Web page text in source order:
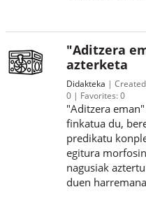
"Aditzera
azterketa
Didakteka
0
Favorites:0
"Aditzera
finkatua du,
predikatu
egitura
nagusiak
duen